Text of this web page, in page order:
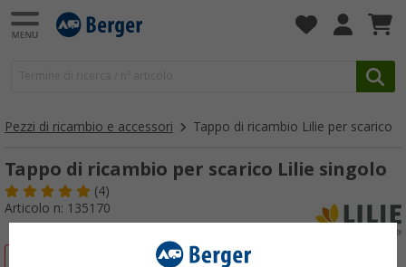
Pezzi di ricambio e accessori Tappo di ricambio Lilie per scarico
Tappo di ricambio per scarico Lilie singolo
(4)
Articolo n: 135170